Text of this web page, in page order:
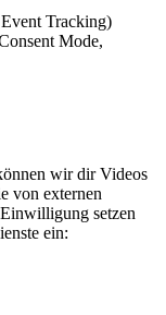
Tracking)
Mode,
wir dir Videos
von externen
setzen
ein: